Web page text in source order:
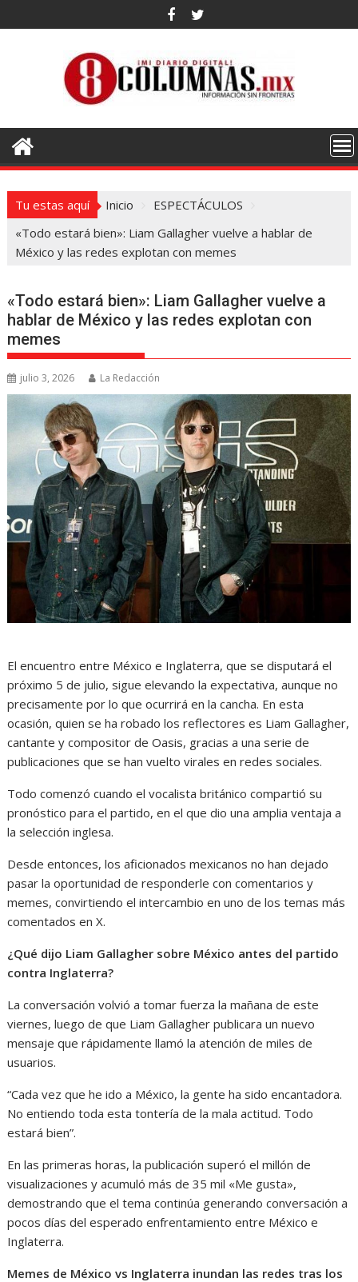
al
Tu estas aquí Inicio
ESPECTÁCULOS
«Todo estará bien»: Liam Gallagher vuelve a hablar de
México y las redes explotan con memes
«Todo estará bien»: Liam Gallagher vuelve a
hablar de México y las redes explotan con
memes
julio 3, 2026 La Redacción
El encuentro entre México e Inglaterra, que se disputará el
próximo 5 de julio, sigue elevando la expectativa, aunque no
precisamente por lo que ocurrirá en la cancha. En esta
ocasión, quien se ha robado los reflectores es Liam Gallagher,
cantante y compositor de Oasis, gracias a una serie de
publicaciones que se han vuelto virales en redes sociales.
Todo comenzó cuando el vocalista británico compartió su
pronóstico para el partido, en el que dio una amplia ventaja a
la selección inglesa.
Desde entonces, los aficionados mexicanos no han dejado
pasar la oportunidad de responderle con comentarios y
memes, convirtiendo el intercambio en uno de los temas más
comentados en X.
¿Qué dijo Liam Gallagher sobre México antes del partido
contra Inglaterra?
La conversación volvió a tomar fuerza la mañana de este
viernes, luego de que Liam Gallagher publicara un nuevo
mensaje que rápidamente llamó la atención de miles de
usuarios.
“Cada vez que he ido a México, la gente ha sido encantadora.
No entiendo toda esta tontería de la mala actitud. Todo
estará bien”.
En las primeras horas, la publicación superó el millón de
visualizaciones y acumuló más de 35 mil «Me gusta»,
demostrando que el tema continúa generando conversación a
pocos días del esperado enfrentamiento entre México e
Inglaterra.
Memes de México vs Inglaterra inundan las redes tras los